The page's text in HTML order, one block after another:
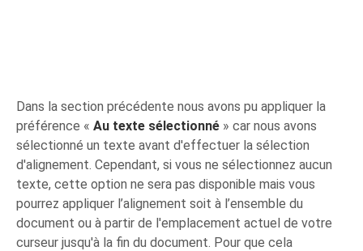
Dans la section précédente nous avons pu appliquer la
préférence «Au texte sélectionné » car nous avons
sélectionné un texte avant d'effectuer la sélection
d'alignement. Cependant, si vous ne sélectionnez aucun
texte, cette option ne sera pas disponible mais vous
pourrez appliquer l’alignement soit à l’ensemble du
document ou à partir de l'emplacement actuel de votre
curseur jusqu'à la fin du document. Pour que cela